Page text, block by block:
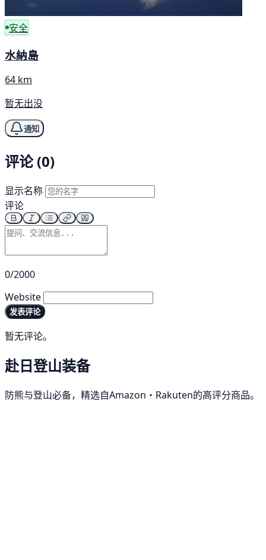
安全
水納島
64 km
暂无出没
通知
评论 (0)
显示名称
评论
0/2000
Website
发表评论
暂无评论。
赴日登山装备
防熊与登山必备，精选自Amazon・Rakuten的高评分商品。